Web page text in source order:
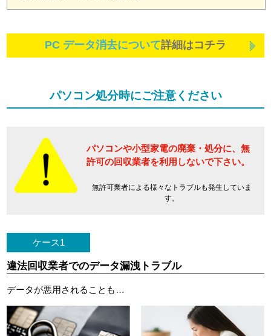
PC データ消去について詳細はコチラ
パソコン処分時にご注意ください
パソコンや小型家電の廃棄・処分に、 無
許可の回収業者を利用しないで下さい。
無許可業者による様々なトラブルも発生していま
す。
ケース1
違法回収業者でのデータ漏洩トラブル
データが悪用されることも…